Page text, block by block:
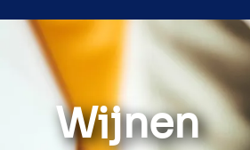
Wijnen